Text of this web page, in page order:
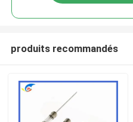
produits recommandés